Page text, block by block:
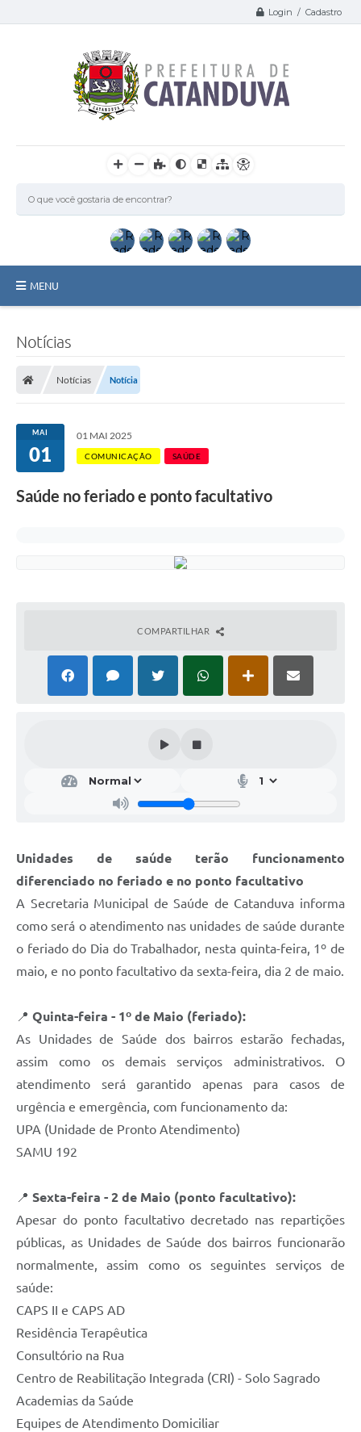
Login / Cadastro
MENU
Licitações / PCA
Transparência
A Prefeitura
Jornal
Agenda
Diário Oficial
Editais
Notícias
Notícias Notícia
MAI
01
01 MAI 2025
COMUNICAÇÃO SAÚDE
Saúde no feriado e ponto facultativo
COMPARTILHAR
Unidades de saúde terão funcionamento
diferenciado no feriado e no ponto facultativo
A Secretaria Municipal de Saúde de Catanduva informa
como será o atendimento nas unidades de saúde durante
o feriado do Dia do Trabalhador, nesta quinta-feira, 1º de
maio, e no ponto facultativo da sexta-feira, dia 2 de maio.
📍 Quinta-feira - 1º de Maio (feriado):
As Unidades de Saúde dos bairros estarão fechadas,
assim como os demais serviços administrativos. O
atendimento será garantido apenas para casos de
urgência e emergência, com funcionamento da:
UPA (Unidade de Pronto Atendimento)
SAMU 192
📍 Sexta-feira - 2 de Maio (ponto facultativo):
Apesar do ponto facultativo decretado nas repartições
públicas, as Unidades de Saúde dos bairros funcionarão
normalmente, assim como os seguintes serviços de
saúde:
CAPS II e CAPS AD
Residência Terapêutica
Consultório na Rua
Centro de Reabilitação Integrada (CRI) - Solo Sagrado
Academias da Saúde
Equipes de Atendimento Domiciliar